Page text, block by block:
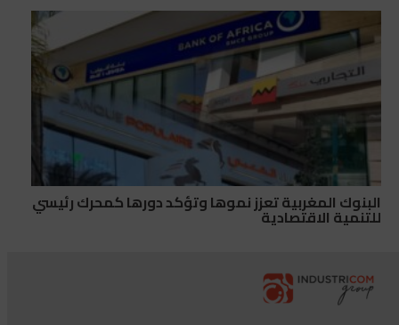
البنوك المغربية تعزز نموها وتؤكد دورها كمحرك رئيسي
للتنمية الاقتصادية